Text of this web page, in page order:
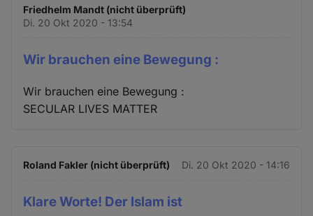
Friedhelm Mandt (nicht überprüft)
Di. 20 Okt 2020 - 13:54
Wir brauchen eine Bewegung :
Wir brauchen eine Bewegung :
SECULAR LIVES MATTER
Roland Fakler (nicht überprüft) Di. 20 Okt 2020 - 14:16
Klare Worte! Der Islam ist